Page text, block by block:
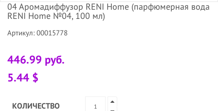
04 Аромадиффузор RENI Home (парфюмерная вода
RENI Home №04, 100 мл)
Артикул: 00015778
446.99 руб.
5.44 $
КОЛИЧЕСТВО